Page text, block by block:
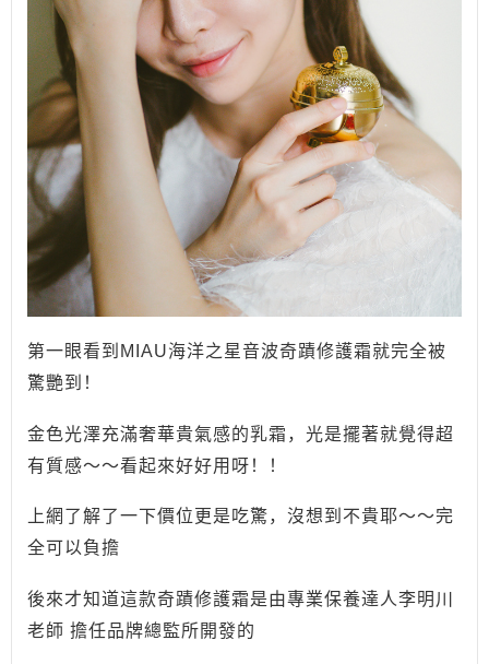
第一眼看到MIAU海洋之星音波奇蹟修護霜就完全被
驚艷到！
金色光澤充滿奢華貴氣感的乳霜，光是擺著就覺得超
有質感～～看起來好好用呀！！
上網了解了一下價位更是吃驚，沒想到不貴耶～～完
全可以負擔
後來才知道這款奇蹟修護霜是由專業保養達人李明川
老師 擔任品牌總監所開發的